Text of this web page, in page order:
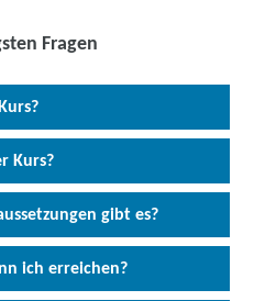
Fragen
Teilzeit
Kurs?
die Interesse an
haben und den Umgang mit
gehören Personen mit oder
mit wenig oder keiner
gibt es?
auf dem Niveau A2. Ein
im Hotel- und
ich erreichen?